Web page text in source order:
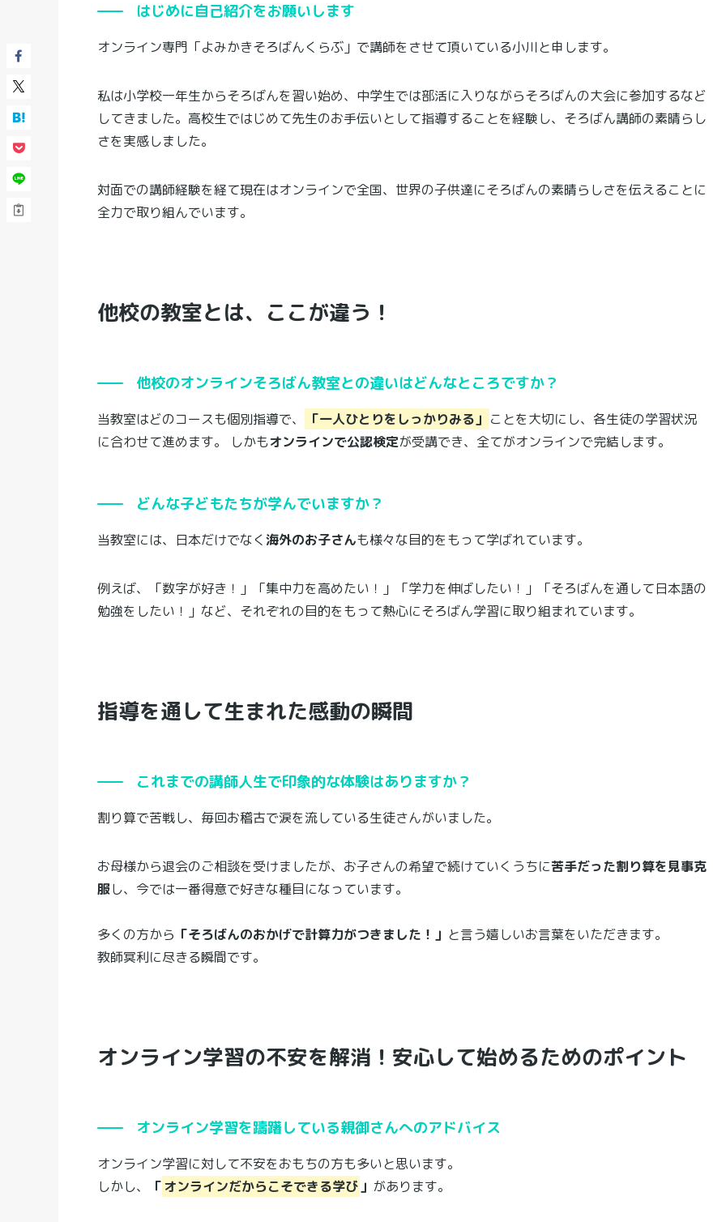
はじめに自己紹介をお願いします
オンライン専門「よみかきそろばんくらぶ」で講師をさせて頂いている小川と申します。
私は小学校一年生からそろばんを習い始め、中学生では部活に入りながらそろばんの大会に参加するなど
してきました。高校生ではじめて先生のお手伝いとして指導することを経験し、そろばん講師の素晴らし
さを実感しました。
対面での講師経験を経て現在はオンラインで全国、世界の子供達にそろばんの素晴らしさを伝えることに
全力で取り組んでいます。
他校の教室とは、ここが違う！
他校のオンラインそろばん教室との違いはどんなところですか？
当教室はどのコースも個別指導で、 「一人ひとりをしっかりみる」 ことを大切にし、各生徒の学習状況
に合わせて進めます。 しかもオンラインで公認検定が受講でき、全てがオンラインで完結します。
どんな子どもたちが学んでいますか？
当教室には、日本だけでなく海外のお子さんも様々な目的をもって学ばれています。
例えば、「数字が好き！」「集中力を高めたい！」「学力を伸ばしたい！」「そろばんを通して日本語の
勉強をしたい！」など、それぞれの目的をもって熱心にそろばん学習に取り組まれています。
指導を通して生まれた感動の瞬間
これまでの講師人生で印象的な体験はありますか？
割り算で苦戦し、毎回お稽古で涙を流している生徒さんがいました。
お母様から退会のご相談を受けましたが、お子さんの希望で続けていくうちに苦手だった割り算を見事克
服し、今では一番得意で好きな種目になっています。
多くの方から 「そろばんのおかげで計算力がつきました！」 と言う嬉しいお言葉をいただきます。
教師冥利に尽きる瞬間です。
オンライン学習の不安を解消！安心して始めるためのポイント
オンライン学習を躊躇している親御さんへのアドバイス
オンライン学習に対して不安をおもちの方も多いと思います。
しかし、
「 オンラインだからこそできる学び 」 があります。